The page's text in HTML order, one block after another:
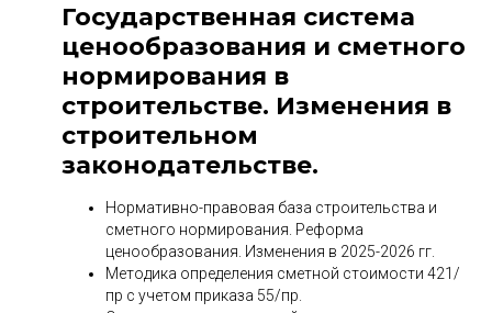
Государственная система
ценообразования и сметного
нормирования в
строительстве. Изменения в
строительном
законодательстве.
Нормативно-правовая база строительства и
сметного нормирования. Реформа
ценообразования. Изменения в 2025-2026 гг.
Методика определения сметной стоимости 421/
пр с учетом приказа 55/пр.